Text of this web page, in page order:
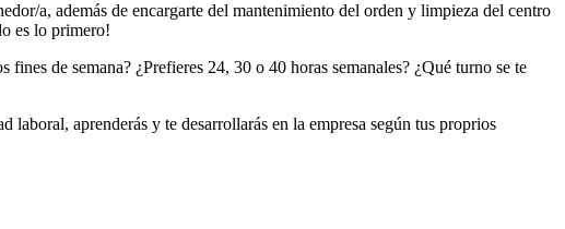
a, además de encargarte del mantenimiento del orden y limpieza del centro
es lo primero!
de semana? ¿Prefieres 24, 30 o 40 horas semanales? ¿Qué turno se te
aprenderás y te desarrollarás en la empresa según tus proprios